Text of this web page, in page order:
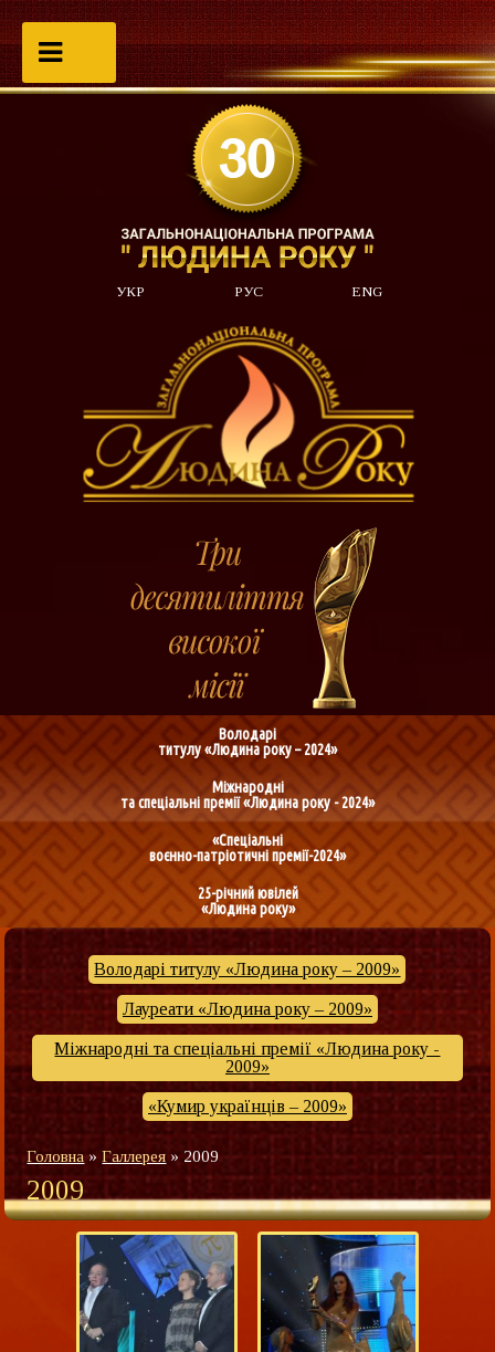
УКР РУС ENG
Володарі
титулу «Людина року – 2024»
Міжнародні
та спеціальні премії «Людина року - 2024»
«Спеціальні
воєнно-патріотичні премії-2024»
25-річний ювілей
«Людина року»
Володарі титулу «Людина року – 2009»
Лауреати «Людина року – 2009»
Міжнародні та спеціальні премії «Людина року -
2009»
«Кумир українців – 2009»
Головна»Галлерея » 2009
2009